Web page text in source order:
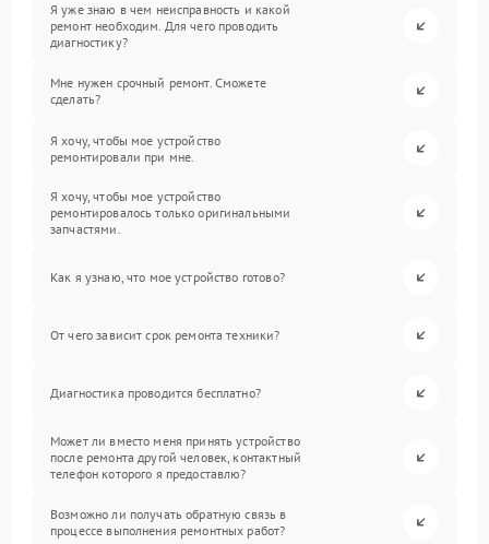
Я уже знаю в чем неисправность и какой
ремонт необходим. Для чего проводить
диагностику?
Мне нужен срочный ремонт. Сможете
сделать?
Я хочу, чтобы мое устройство
ремонтировали при мне.
Я хочу, чтобы мое устройство
ремонтировалось только оригинальными
запчастями.
Как я узнаю, что мое устройство готово?
От чего зависит срок ремонта техники?
Диагностика проводится бесплатно?
Может ли вместо меня принять устройство
после ремонта другой человек, контактный
телефон которого я предоставлю?
Возможно ли получать обратную связь в
процессе выполнения ремонтных работ?